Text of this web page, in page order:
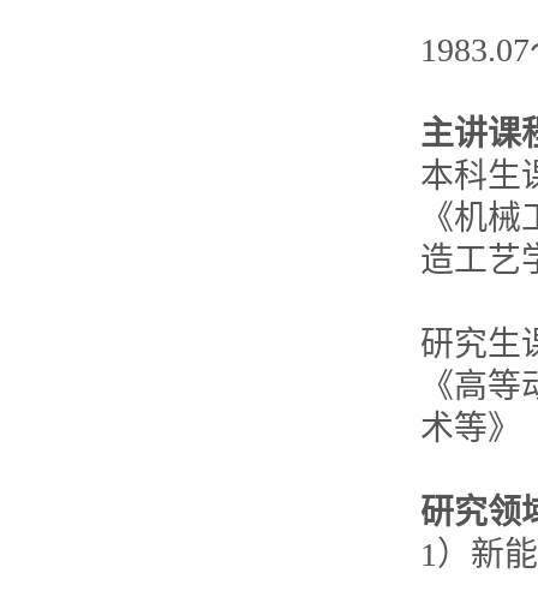
主讲课
本科生
《机
造工艺
研究生
《高
术等》
研究领
1）新